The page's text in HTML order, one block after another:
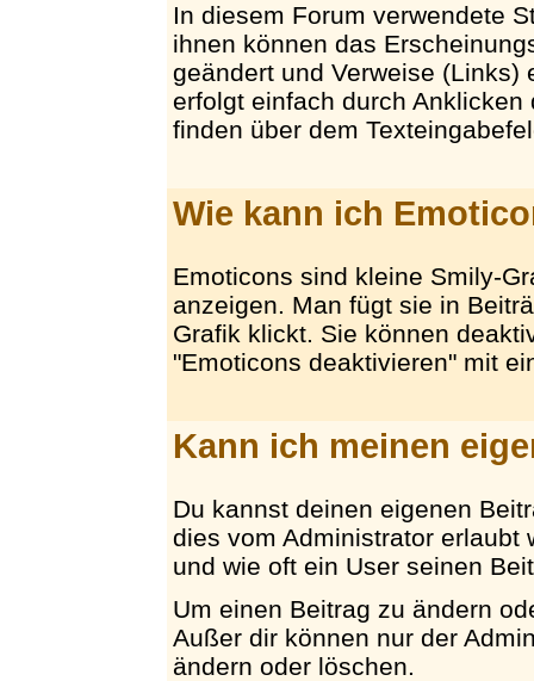
In diesem Forum verwendete
ihnen können das
geändert und Verweise (Links)
erfolgt einfach durch
finden über dem
Wie kann ich
Emoticons sind kleine Smily-
anzeigen. Man fügt sie in
Grafik klickt. Sie können
"Emoticons deaktivieren" mit
Kann ich meinen
Du kannst deinen eigenen
dies vom Administrator erlaubt
und wie oft ein User seinen
Um einen Beitrag zu ändern
Außer dir können nur der
ändern oder löschen.